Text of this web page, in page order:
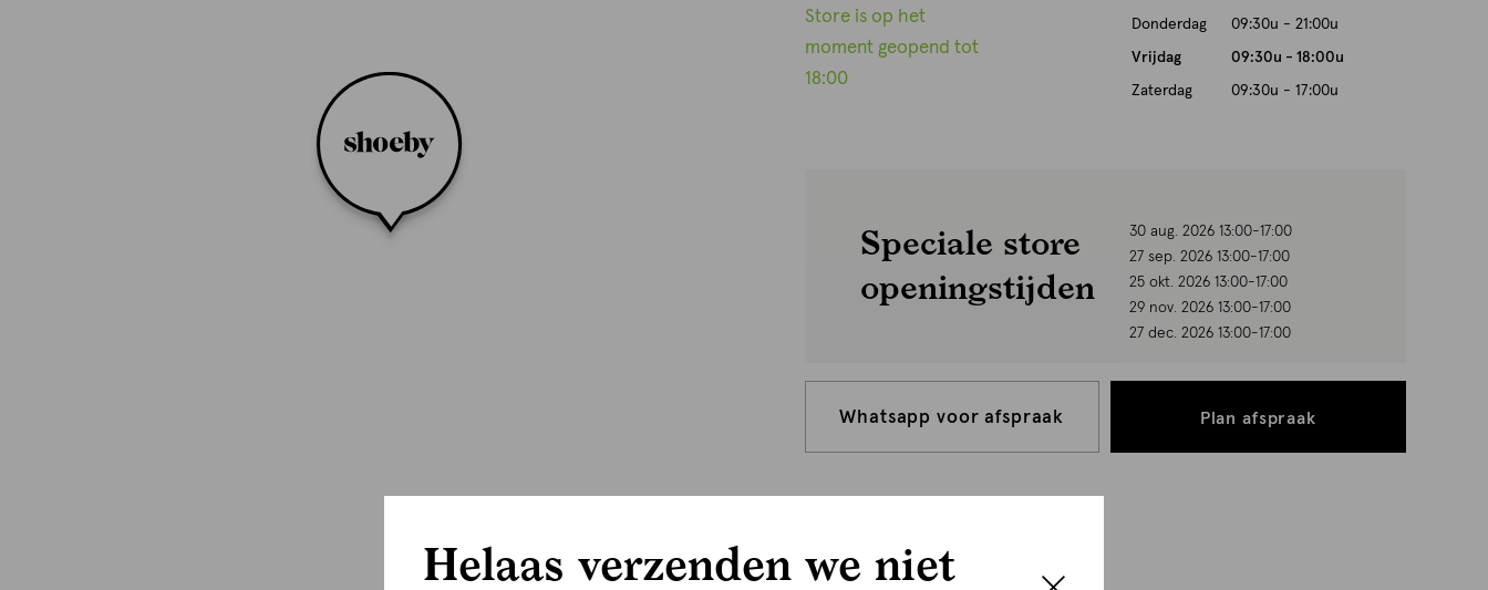
Store is op het
moment geopend tot
18:00
Whatsapp voor afspraak Plan afspraak
Donderdag 09:30u - 21:00u
Vrijdag 09:30u - 18:00u
Zaterdag 09:30u - 17:00u
Speciale store
openingstijden
30 aug. 2026 13:00-17:00
27 sep. 2026 13:00-17:00
25 okt. 2026 13:00-17:00
29 nov. 2026 13:00-17:00
27 dec. 2026 13:00-17:00
Helaas verzenden we niet